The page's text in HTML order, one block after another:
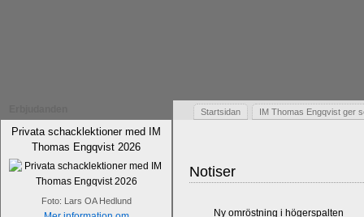
Privata schacklektioner med IM
Thomas Engqvist 2026
Foto: Lars OA Hedlund
Startsidan IM Thomas Engqvist ger
Notiser
Ny omröstning i högerspalten